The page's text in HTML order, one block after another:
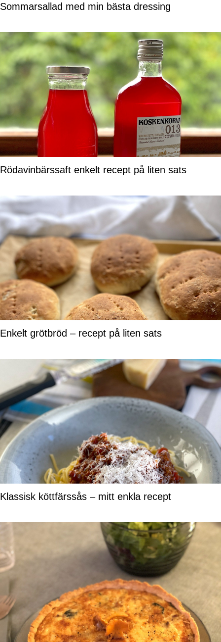
Sommarsallad med min bästa dressing
Rödavinbärssaft enkelt recept på liten sats
Enkelt grötbröd – recept på liten sats
Klassisk köttfärssås – mitt enkla recept